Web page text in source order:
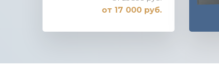
от 17 000 руб.